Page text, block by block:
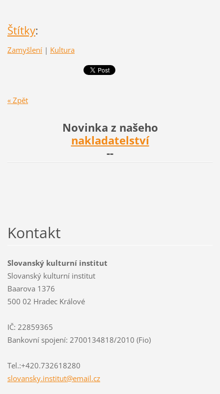
Štítky:
Zamyšlení | Kultura
« Zpět
Novinka z našeho
nakladatelství
--
Kontakt
Slovanský kulturní institut
Slovanský kulturní institut
Baarova 1376
500 02 Hradec Králové
IČ: 22859365
Bankovní spojení: 2700134818/2010 (Fio)
Tel.:+420.732618280
slovansky.institut@email.cz